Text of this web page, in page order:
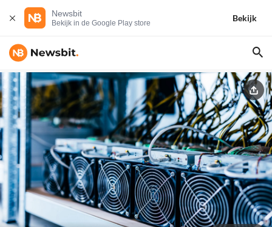
Newsbit
Bekijk in de Google Play store
Bekijk